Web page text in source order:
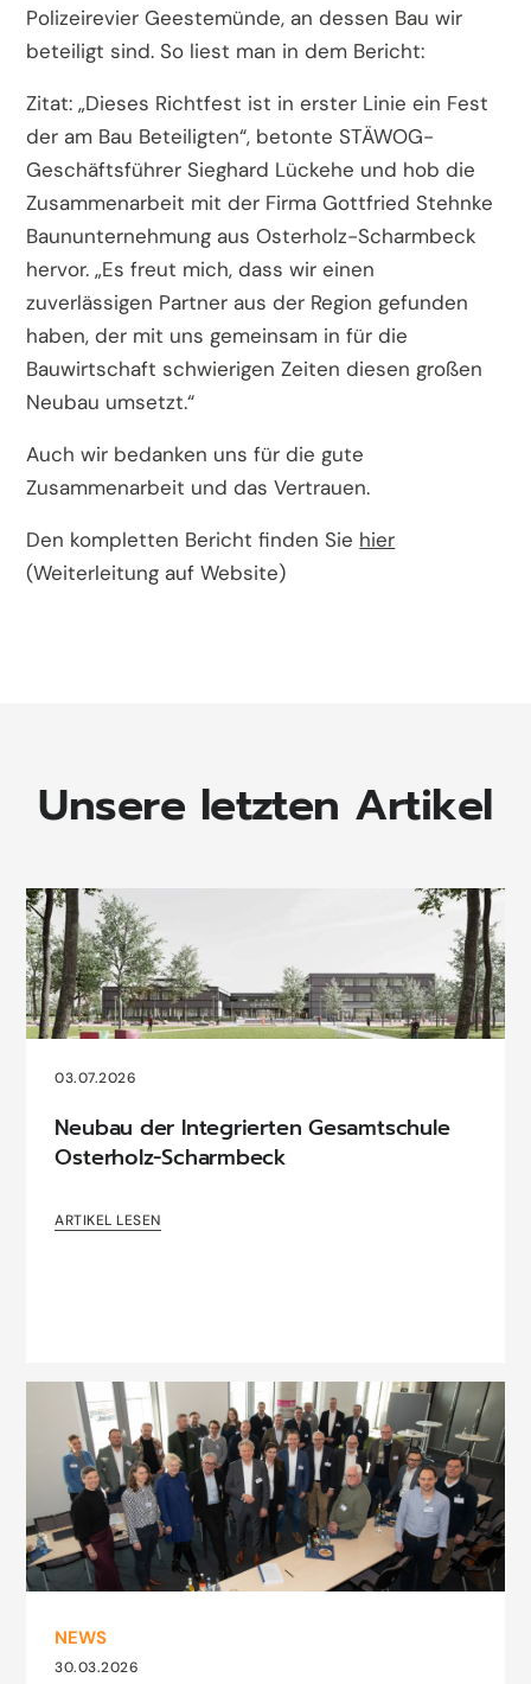
Polizeirevier Geestemünde, an dessen Bau wir
beteiligt sind. So liest man in dem Bericht:
Zitat: „Dieses Richtfest ist in erster Linie ein Fest
der am Bau Beteiligten“, betonte STÄWOG-
Geschäftsführer Sieghard Lückehe und hob die
Zusammenarbeit mit der Firma Gottfried Stehnke
Baununternehmung aus Osterholz-Scharmbeck
hervor. „Es freut mich, dass wir einen
zuverlässigen Partner aus der Region gefunden
haben, der mit uns gemeinsam in für die
Bauwirtschaft schwierigen Zeiten diesen großen
Neubau umsetzt.“
Auch wir bedanken uns für die gute
Zusammenarbeit und das Vertrauen.
Den kompletten Bericht finden Sie hier
(Weiterleitung auf Website)
Unsere letzten Artikel
03.07.2026
Neubau der Integrierten Gesamtschule
Osterholz-Scharmbeck
ARTIKEL LESEN
NEWS
30.03.2026